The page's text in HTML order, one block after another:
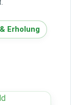
Erholung